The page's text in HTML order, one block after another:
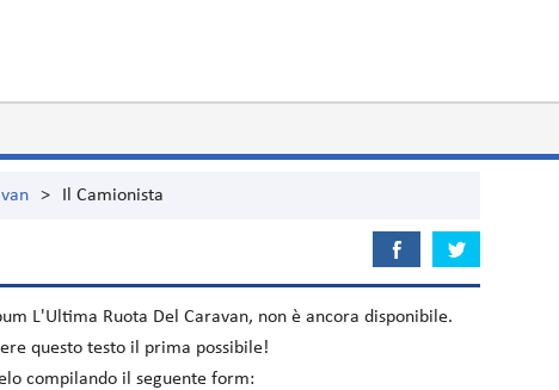
> Il Camionista
L'Ultima Ruota Del Caravan, non è ancora disponibile.
questo testo il prima possibile!
compilando il seguente form: